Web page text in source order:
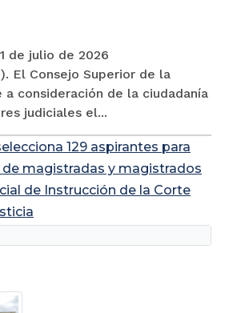
de julio de 2026
El Consejo Superior de la
a consideración de la ciudadanía
judiciales el...
129 aspirantes para
magistradas y magistrados
de Instrucción de la Corte